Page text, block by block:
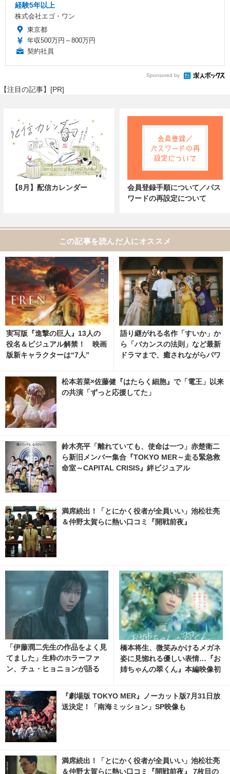
経験5年以上
株式会社エゴ・ワン
東京都
年収500万円～800万円
契約社員
Sponsored by
【注目の記事】[PR]
【8月】配信カレンダー
会員登録手順について／パス
ワードの再設定について
この記事を読んだ人にオススメ
実写版『進撃の巨人』13人の
役名＆ビジュアル解禁！ 映画
版新キャラクターは“7人”
語り継がれる名作「すいか」か
ら「バカンスの法則」など最新
ドラマまで、癒されながらパワ
4選
松本若菜×佐藤健『はたらく細胞』で「電王」以来
の共演「ずっと応援してた」
鈴木亮平「離れていても、使命は一つ」赤楚衛二
ら新旧メンバー集合『TOKYO MER～走る緊急救
命室～CAPITAL CRISIS』絆ビジュアル
満席続出！「とにかく役者が全員いい」池松壮亮
＆仲野太賀らに熱い口コミ『開戦前夜』
「伊藤潤二先生の作品をよく見
てました」生粋のホラーファ
ン、チュ・ヒョニョンが語る
橋本将生、微笑みかけるメガネ
姿に見惚れる優しい表情…『お
姉ちゃんの翠くん』本編映像初
『劇場版 TOKYO MER』ノーカット版7月31日放
送決定！「南海ミッション」SP映像も
満席続出！「とにかく役者が全員いい」池松壮亮
＆仲野太賀らに熱い口コミ『開戦前夜』 7枚目の